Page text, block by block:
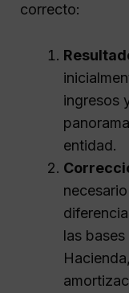
correcto:
ingresos
entidad.
las